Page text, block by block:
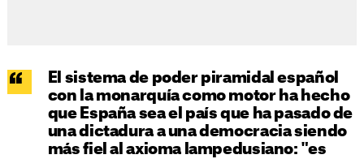
El sistema de poder piramidal español
con la monarquía como motor ha hecho
que España sea el país que ha pasado de
una dictadura a una democracia siendo
más fiel al axioma lampedusiano: "es